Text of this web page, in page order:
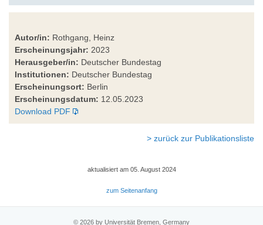
Autor/in: Rothgang, Heinz
Erscheinungsjahr: 2023
Herausgeber/in: Deutscher Bundestag
Institutionen: Deutscher Bundestag
Erscheinungsort: Berlin
Erscheinungsdatum: 12.05.2023
Download PDF
> zurück zur Publikationsliste
aktualisiert am 05. August 2024
zum Seitenanfang
© 2026 by Universität Bremen, Germany